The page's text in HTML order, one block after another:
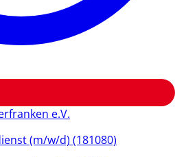
e.V.
(m/w/d) (181080)